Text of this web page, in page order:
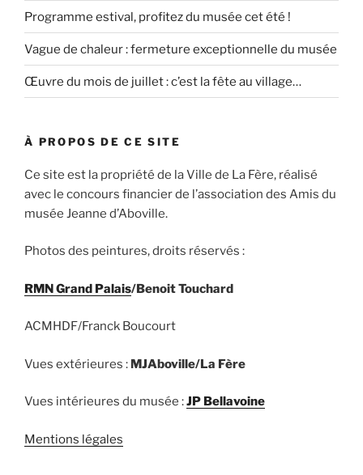
Programme estival, profitez du musée cet été !
Vague de chaleur : fermeture exceptionnelle du musée
Œuvre du mois de juillet : c’est la fête au village…
À PROPOS DE CE SITE
Ce site est la propriété de la Ville de La Fère, réalisé
avec le concours financier de l’association des Amis du
musée Jeanne d’Aboville.
Photos des peintures, droits réservés :
RMN Grand Palais/Benoit Touchard
ACMHDF/Franck Boucourt
Vues extérieures : MJAboville/La Fère
Vues intérieures du musée :JP Bellavoine
Mentions légales